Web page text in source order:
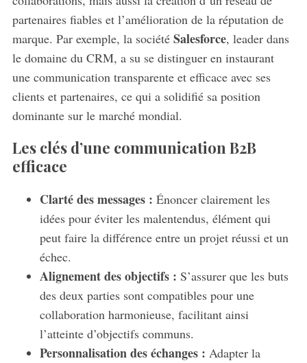
partenaires fiables et l’amélioration de la réputation de
marque. Par exemple, la société Salesforce, leader dans
le domaine du CRM, a su se distinguer en instaurant
une communication transparente et efficace avec ses
clients et partenaires, ce qui a solidifié sa position
dominante sur le marché mondial.
Les clés d’une communication B2B
efficace
Clarté des messages : Énoncer clairement les
idées pour éviter les malentendus, élément qui
peut faire la différence entre un projet réussi et un
échec.
Alignement des objectifs : S’assurer que les buts
des deux parties sont compatibles pour une
collaboration harmonieuse, facilitant ainsi
l’atteinte d’objectifs communs.
Personnalisation des échanges : Adapter la